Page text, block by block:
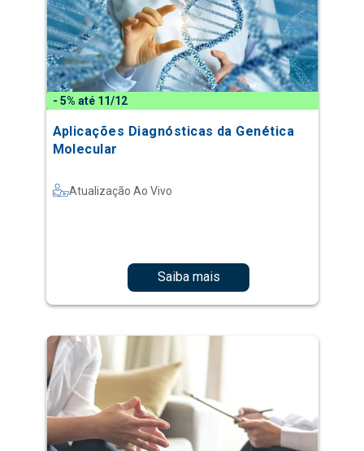
- 5% até 11/12
Aplicações Diagnósticas da Genética
Molecular
Atualização Ao Vivo
Saiba mais